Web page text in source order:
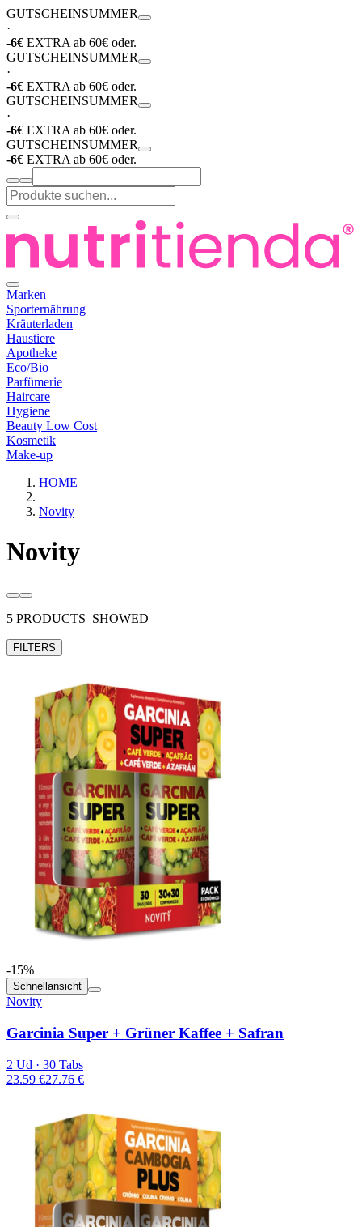
GUTSCHEINSUMMER
·
-6€ EXTRA ab 60€ oder.
GUTSCHEINSUMMER
·
-6€ EXTRA ab 60€ oder.
GUTSCHEINSUMMER
·
-6€ EXTRA ab 60€ oder.
GUTSCHEINSUMMER
-6€ EXTRA ab 60€ oder.
Marken
Sporternährung
Kräuterladen
Haustiere
Apotheke
Eco/Bio
Parfümerie
Haircare
Hygiene
Beauty Low Cost
Kosmetik
Make-up
HOME
Novity
Novity
5 PRODUCTS_SHOWED
FILTERS
-15%
Schnellansicht
Novity
Garcinia Super + Grüner Kaffee + Safran
2 Ud · 30 Tabs
23.59 €27.76 €